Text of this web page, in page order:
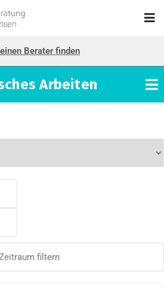
Berater finden
Arbeiten
filtern